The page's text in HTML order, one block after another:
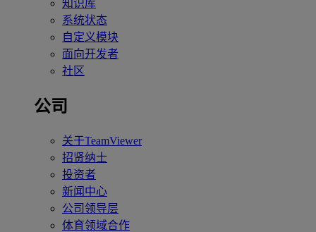
知识库
系统状态
自定义模块
面向开发者
社区
公司
关于TeamViewer
招贤纳士
投资者
新闻中心
公司领导层
体育领域合作